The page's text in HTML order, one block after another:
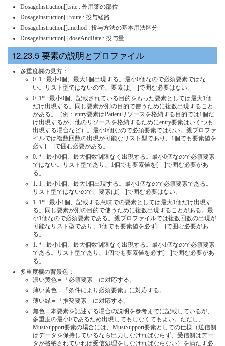
DosageInstruction[].site : 外用薬の部位
DosageInstruction[].route : 投与経路
DosageInstruction[].method : 投与方法の基本用法区分
DosageInstruction[].doseAndRate : 投与量
要素の説明とプロファイル
多重度欄の見方：
0..1 : 最小0個、最大1個出現する。最小0個なので必須要素ではな
い。リスト型ではないので、要素は[ ]で囲む必要はない。
0..1* : 最小0個、記載されている目的をもった要素としては最大1個
だけ出現する。同じ要素が別の目的で使うために複数出現すること
がある。（例：entry要素はPatientリソースを格納する目的では1個だ
け出現するが、他のリソースを格納するためにentry要素はいくつも
出現する場合など）。最小0個なので必須要素ではない。親プロファ
イルでは複数回数の出現が可能なリスト型であり、1個でも要素値を
必ず[ ]で囲む必要がある。
0..* : 最小0個、最大個数制限なく出現する。最小0個なので必須要素
ではない。リスト型であり、1個でも要素値を[ ]で囲む必要があ
る。
1..1 : 最小1個、最大1個出現する。最小1個なので必須要素である。
リスト型ではないので、要素は[ ]で囲む必要はない。
1..1* : 最小1個、記載する意味での要素としては最大1個だけ出現す
る。同じ要素が別の目的で使うために複数出現することがある。最
小1個なので必須要素である。親プロファイルでは複数回数の出現が
可能なリスト型であり、1個でも要素値を必ず[ ]で囲む必要があ
る。
1..* : 最小1個、最大個数制限なく出現する。最小1個なので必須要素
である。リスト型であり、1個でも要素値を必ず[ ]で囲む必要があ
る。
多重度欄の背景色：
濃い黄色＝「必須要素」に対応する。
薄い黄色＝「条件により必須要素」に対応する。
薄い緑＝「推奨要素」に対応する。
無色＝本要素を記述する場合の説明を参考までに記載しているが、
多重度の最小0であるため出現してもしなくてもよい。ただし、
MustSupport要素の場合には、MustSupport要素としての仕様（送信側
はデータを保持しているなら出力しなければならず、受信側はデー
タが格納されていれば受信処理をしなければならない）を満たす必